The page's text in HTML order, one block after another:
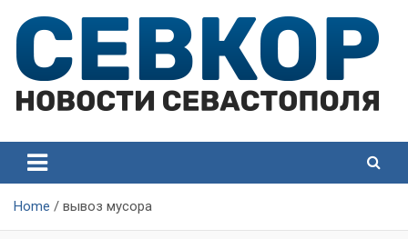
content
Севастополя
Севастополя
Home вывоз мусора